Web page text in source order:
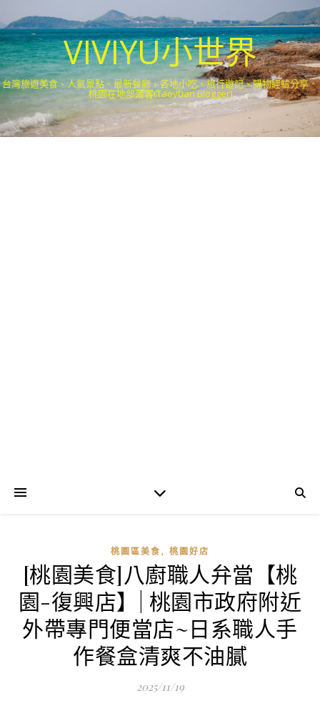
VIVIYU小世界
台灣旅遊美食、人氣景點、最新餐廳、各地小吃、旅行遊記、購物經驗分享．
桃園在地部落客(Taoyuan Blogger)
桃園區美食 , 桃園好店
[桃園美食]八廚職人弁當【桃
園-復興店】| 桃園市政府附近
外帶專門便當店~日系職人手
作餐盒清爽不油膩
2025/11/19